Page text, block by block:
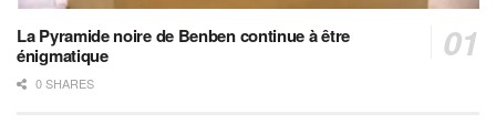
La Pyramide noire de Benben continue à être
énigmatique
0 SHARES